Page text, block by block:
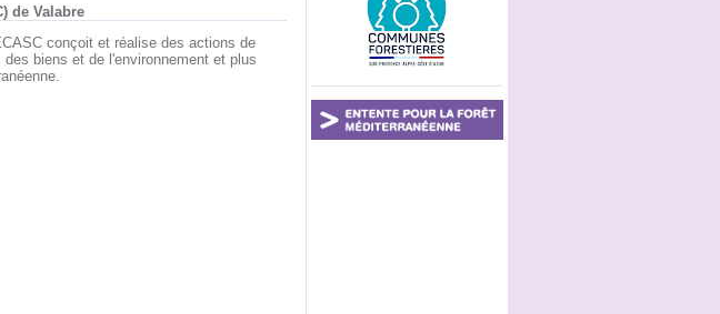
de Valabre
conçoit et réalise des actions de
biens et de l'environnement et plus